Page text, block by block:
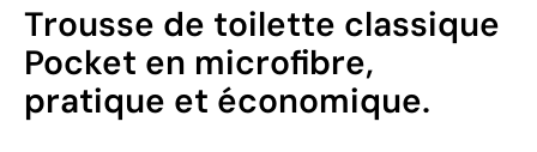
Trousse de toilette classique
Pocket en microfibre,
pratique et économique.